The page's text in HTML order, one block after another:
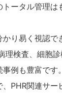
ータル管理
り易く視認で
理検査、細胞
例も豊富です。
PHR関連サ